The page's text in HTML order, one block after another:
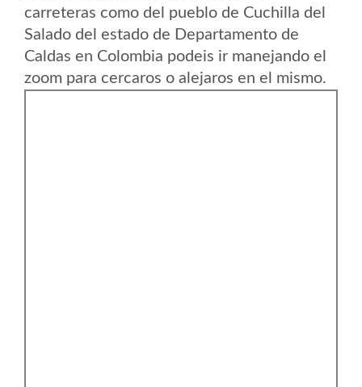
carreteras como del pueblo de Cuchilla del
Salado del estado de Departamento de
Caldas en Colombia podeis ir manejando el
zoom para cercaros o alejaros en el mismo.